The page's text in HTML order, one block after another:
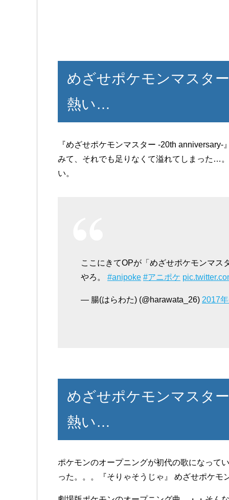
めざせポケモンマスタ
熱い…
『めざせポケモンマスター -20th
みて、それでも足りなくて溢れてしまった…
い。
ここにきてOPが「めざせポケモンマス
やろ。 #anipoke #アニポケ
— 腸(はらわた) (@harawata_26) 2017
めざせポケモンマスタ
熱い…
ポケモンのオープニングが初代の歌になって
った。。。『そりゃそうじゃ』 めざせポケモ